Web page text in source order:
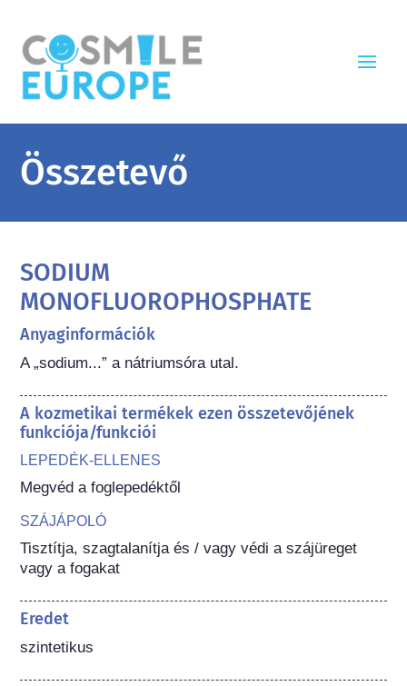
Összetevő
SODIUM
MONOFLUOROPHOSPHATE
Anyaginformációk
A „sodium...” a nátriumsóra utal.
A kozmetikai termékek ezen összetevőjének
funkciója/funkciói
LEPEDÉK-ELLENES
Megvéd a foglepedéktől
SZÁJÁPOLÓ
Tisztítja, szagtalanítja és / vagy védi a szájüreget
vagy a fogakat
Eredet
szintetikus